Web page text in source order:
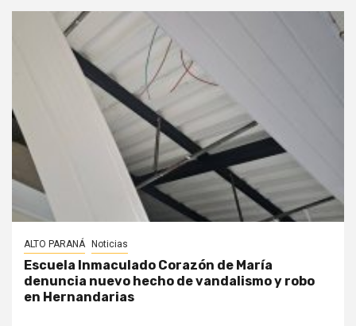
ALTO PARANÁ Noticias
Escuela Inmaculado Corazón de María
denuncia nuevo hecho de vandalismo y robo
en Hernandarias